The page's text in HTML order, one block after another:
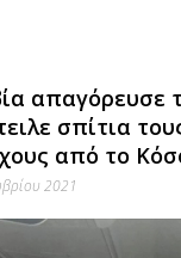
απαγόρευσε
σπίτια
από το
2021